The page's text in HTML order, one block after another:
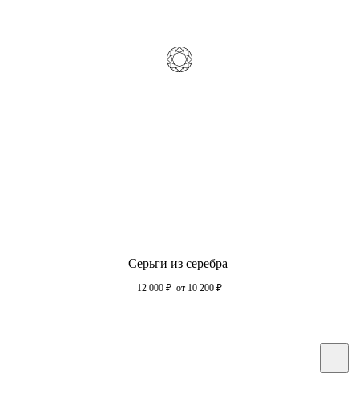
Серьги из серебра
12 000 ₽ от 10 200 ₽